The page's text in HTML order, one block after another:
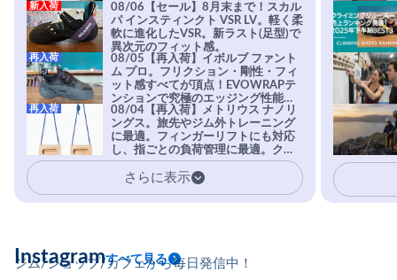
08/06【セール】8月末まで！スカル
パ インスティンクト VSR LV。軽く柔
軟に進化したVSR。新ラスト(足型)で
異次元のフィット感。
新入荷
08/05【再入荷】イボルブ ファント
ム プロ。フリクション・剛性・フィ
ット感すべてが頂点！EVOWRAPテ
ンションで究極のエッジング性能を
実現。進化系ラバーEvo-74はTRAX
を凌駕する粘着力で極小ホールドに
安心感。
再入荷
08/04【再入荷】メトリウス ナノリ
ングス。旅先やジム外トレーニング
に最適。フィンガーリフトにも対応
し、指ごとの負荷管理に最適。クラ
イマーの指を本気で鍛えるギア。
再入荷
さらに表示
ジム/ショップ/カフェから毎日発信中！
Instagramすべて見る